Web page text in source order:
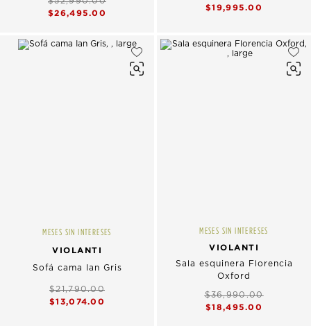
$26,495.00
$19,995.00
MESES SIN INTERESES
VIOLANTI
Sofá cama Ian Gris
$21,790.00
$13,074.00
MESES SIN INTERESES
VIOLANTI
Sala esquinera Florencia
Oxford
$36,990.00
$18,495.00